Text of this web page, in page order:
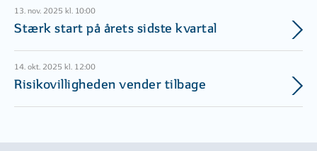
13. nov. 2025 kl. 10:00
Stærk start på årets sidste kvartal
14. okt. 2025 kl. 12:00
Risikovilligheden vender tilbage